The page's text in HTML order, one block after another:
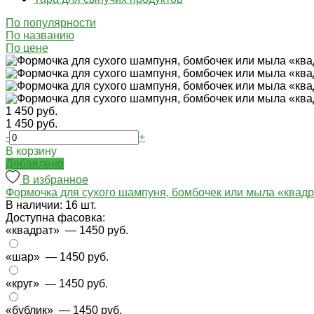
По популярности
По названию
По цене
1 450 руб.
1 450 руб.
-
+
В корзину
Добавлено
В избранное
Формочка для сухого шампуня, бомбочек или мыла
В наличии: 16 шт.
Доступна фасовка:
«квадрат» — 1450 руб.
«шар» — 1450 руб.
«круг» — 1450 руб.
«бублик» — 1450 руб.